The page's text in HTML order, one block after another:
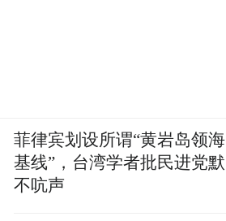
菲律宾划设所谓“黄岩岛领海
基线”，台湾学者批民进党默
不吭声